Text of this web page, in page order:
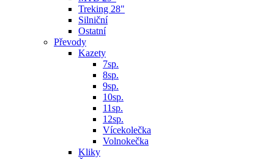
Treking 28"
Silniční
Ostatní
Převody
Kazety
7sp.
8sp.
9sp.
10sp.
11sp.
12sp.
Vícekolečka
Volnokečka
Kliky